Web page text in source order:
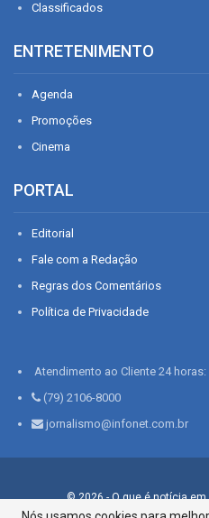
Classificados
ENTRETENIMENTO
Agenda
Promoções
Cinema
PORTAL
Editorial
Fale com a Redação
Regras dos Comentários
Política de Privacidade
Atendimento ao Cliente 24 horas:
(79) 2106-8000
jornalismo@infonet.com.br
© 2026 - O que é notícia